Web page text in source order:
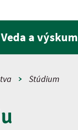
Veda a výskum
Štúdium